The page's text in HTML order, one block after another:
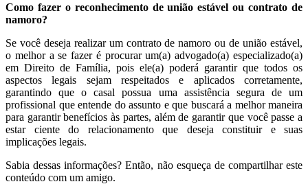
Como fazer o reconhecimento de união estável ou contrato de
namoro?
Se você deseja realizar um contrato de namoro ou de união estável,
o melhor a se fazer é procurar um(a) advogado(a) especializado(a)
em Direito de Família, pois ele(a) poderá garantir que todos os
aspectos legais sejam respeitados e aplicados corretamente,
garantindo que o casal possua uma assistência segura de um
profissional que entende do assunto e que buscará a melhor maneira
para garantir benefícios às partes, além de garantir que você passe a
estar ciente do relacionamento que deseja constituir e suas
implicações legais.
Sabia dessas informações? Então, não esqueça de compartilhar este
conteúdo com um amigo.